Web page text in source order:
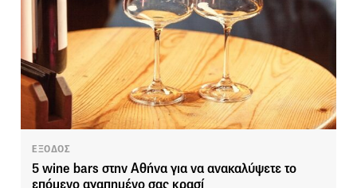
ΕΞΟΔΟΣ
5 wine bars στην Αθήνα για να ανακαλύψετε το
επόμενο αγαπημένο σας κρασί